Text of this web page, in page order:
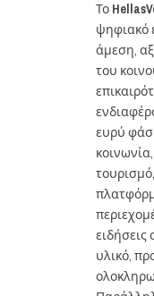
Το
ψηφιακό
άμεση,
του
ευρύ
ειδήσεις
υλικό,